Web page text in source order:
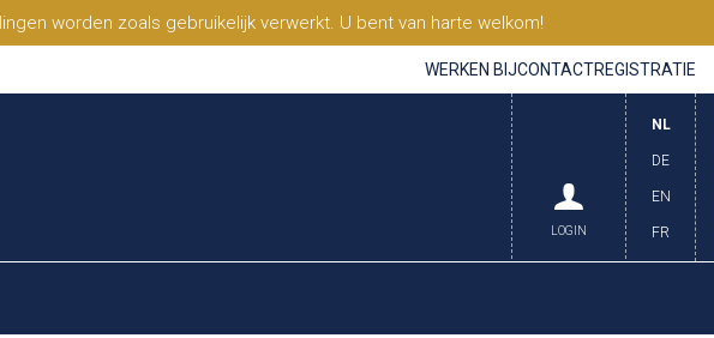
worden zoals gebruikelijk verwerkt. U bent van harte welkom!
WERKEN BIJCONTACTREGISTRATIE
NL
DE
EN
FR
LOGIN